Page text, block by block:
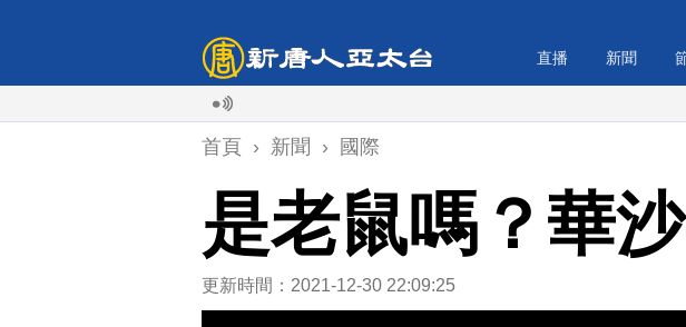
直播 新聞
首頁 › 新聞 › 國際
是老鼠嗎？華
更新時間：2021-12-30 22:09:25